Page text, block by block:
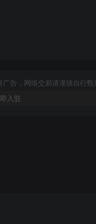
广告，网络交易请谨慎自行甄
入驻